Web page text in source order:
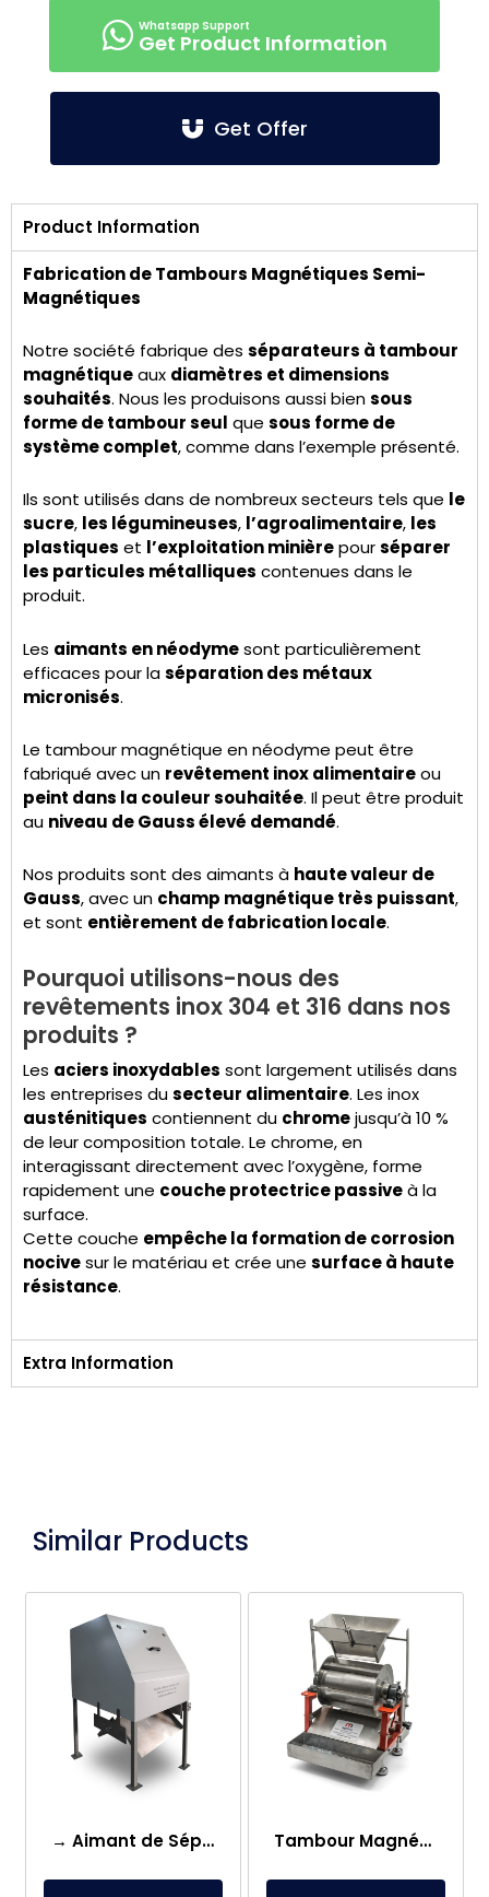
Get Product Information
Get Offer
Product Information
Fabrication de Tambours Magnétiques Semi-
Magnétiques
Notre société fabrique des séparateurs à tambour
magnétiqueaux diamètres et dimensions
souhaités. Nous les produisons aussi biensous
forme de tambour seul que sous forme de
système complet, comme dans l’exemple présenté.
Ils sont utilisés dans de nombreux secteurs tels que le
sucre, les légumineuses, l’agroalimentaire, les
plastiques et l’exploitation minièrepourséparer
les particules métalliques contenues dans le
produit.
Les aimants en néodymesont particulièrement
efficaces pour laséparation des métaux
micronisés.
Le tambour magnétique en néodyme peut être
fabriqué avec un revêtement inox alimentaireou
peint dans la couleur souhaitée. Il peut être produit
au niveau de Gauss élevé demandé.
Nos produits sont des aimants à haute valeur de
Gauss, avec un champ magnétique très puissant,
et sont entièrement de fabrication locale.
Pourquoi utilisons-nous des
revêtements inox 304 et 316 dans nos
produits ?
Les aciers inoxydables sont largement utilisés dans
les entreprises dusecteur alimentaire. Les inox
austénitiques contiennent du chromejusqu’à 10 %
de leur composition totale. Le chrome, en
interagissant directement avec l’oxygène, forme
rapidement une couche protectrice passiveà la
surface.
Cette couche empêche la formation de corrosion
nocivesur le matériau et crée une surface à haute
résistance.
Extra Information
Similar Products
→ Aimant de Séparateur à Tambour Semi-Magnétique Tambour Magnétique de Laboratoire